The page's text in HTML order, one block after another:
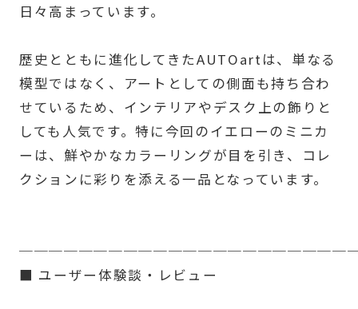
日々高まっています。
歴史とともに進化してきたAUTOartは、単なる
模型ではなく、アートとしての側面も持ち合わ
せているため、インテリアやデスク上の飾りと
しても人気です。特に今回のイエローのミニカ
ーは、鮮やかなカラーリングが目を引き、コレ
クションに彩りを添える一品となっています。
■ ユーザー体験談・レビュー